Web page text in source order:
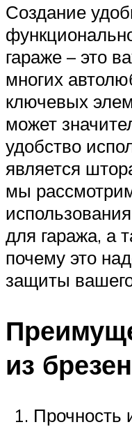
Создание
гараже – это
многих
ключевых
может
удобство
является
мы
для гаража, а
почему это
защиты
из
Прочность